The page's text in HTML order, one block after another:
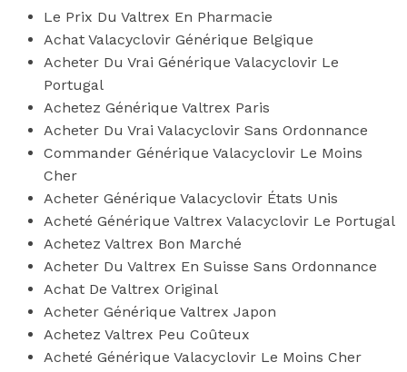
Le Prix Du Valtrex En Pharmacie
Achat Valacyclovir Générique Belgique
Acheter Du Vrai Générique Valacyclovir Le
Portugal
Achetez Générique Valtrex Paris
Acheter Du Vrai Valacyclovir Sans Ordonnance
Commander Générique Valacyclovir Le Moins
Cher
Acheter Générique Valacyclovir États Unis
Acheté Générique Valtrex Valacyclovir Le Portugal
Achetez Valtrex Bon Marché
Acheter Du Valtrex En Suisse Sans Ordonnance
Achat De Valtrex Original
Acheter Générique Valtrex Japon
Achetez Valtrex Peu Coûteux
Acheté Générique Valacyclovir Le Moins Cher